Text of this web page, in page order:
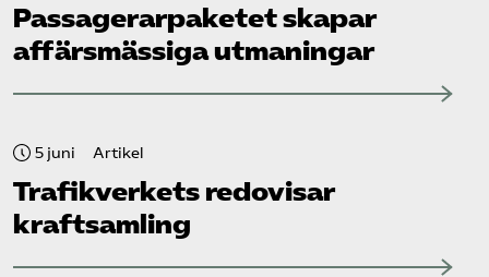
Passagerarpaketet skapar
affärsmässiga utmaningar
5 juni Artikel
Trafikverkets redovisar
kraftsamling